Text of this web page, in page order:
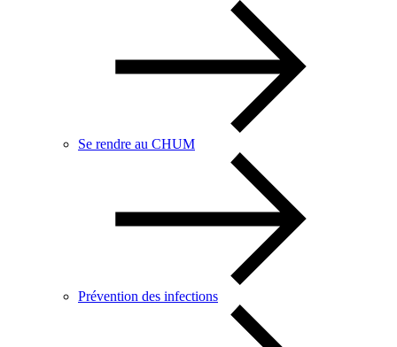
Se rendre au CHUM
Prévention des infections